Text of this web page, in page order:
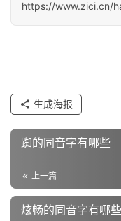
义
组
https://www.zici.cn/
生成海报
踟的同音字有哪些
上一篇
炫畅的同音字有哪些